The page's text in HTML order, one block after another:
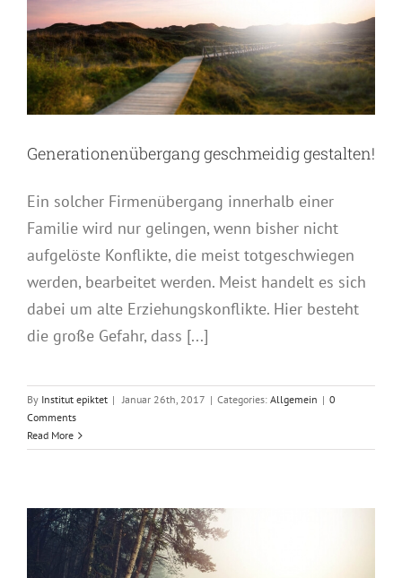
Generationenübergang geschmeidig gestalten!
Ein solcher Firmenübergang innerhalb einer
Familie wird nur gelingen, wenn bisher nicht
aufgelöste Konflikte, die meist totgeschwiegen
werden, bearbeitet werden. Meist handelt es sich
dabei um alte Erziehungskonflikte. Hier besteht
die große Gefahr, dass [...]
By Institut epiktet | Januar 26th, 2017 | Categories: Allgemein | 0
Comments
Read More